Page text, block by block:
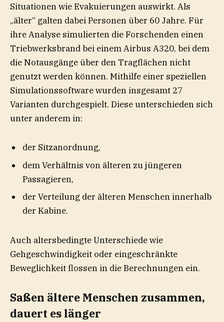
Situationen wie Evakuierungen auswirkt. Als
„älter“ galten dabei Personen über 60 Jahre. Für
ihre Analyse simulierten die Forschenden einen
Triebwerksbrand bei einem Airbus A320, bei dem
die Notausgänge über den Tragflächen nicht
genutzt werden können. Mithilfe einer speziellen
Simulationssoftware wurden insgesamt 27
Varianten durchgespielt. Diese unterschieden sich
unter anderem in:
der Sitzanordnung,
dem Verhältnis von älteren zu jüngeren
Passagieren,
der Verteilung der älteren Menschen innerhalb
der Kabine.
Auch altersbedingte Unterschiede wie
Gehgeschwindigkeit oder eingeschränkte
Beweglichkeit flossen in die Berechnungen ein.
Saßen ältere Menschen zusammen,
dauert es länger